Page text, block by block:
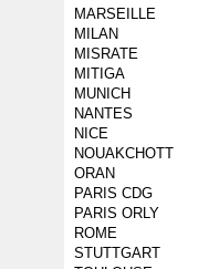
MARSEILLE
MILAN
MISRATE
MITIGA
MUNICH
NANTES
NICE
NOUAKCHOTT
ORAN
PARIS CDG
PARIS ORLY
ROME
STUTTGART